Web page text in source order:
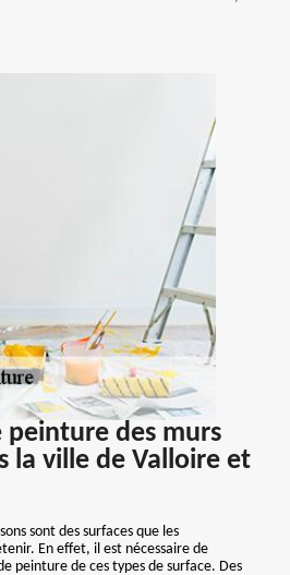
peinture des murs
la ville de Valloire et
sont des surfaces que les
En effet, il est nécessaire de
peinture de ces types de surface. Des